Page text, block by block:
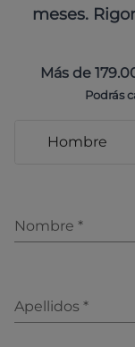
meses.
Más de
Podrás
Hombre
Nombre *
Apellidos *